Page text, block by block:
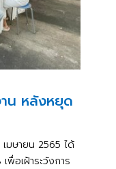
น หลังหยุด
มษายน 2565 ได้
พื่อเฝ้าระวังการ